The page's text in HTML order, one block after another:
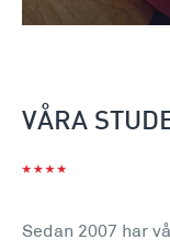
VÅRA
Sedan 2007 har